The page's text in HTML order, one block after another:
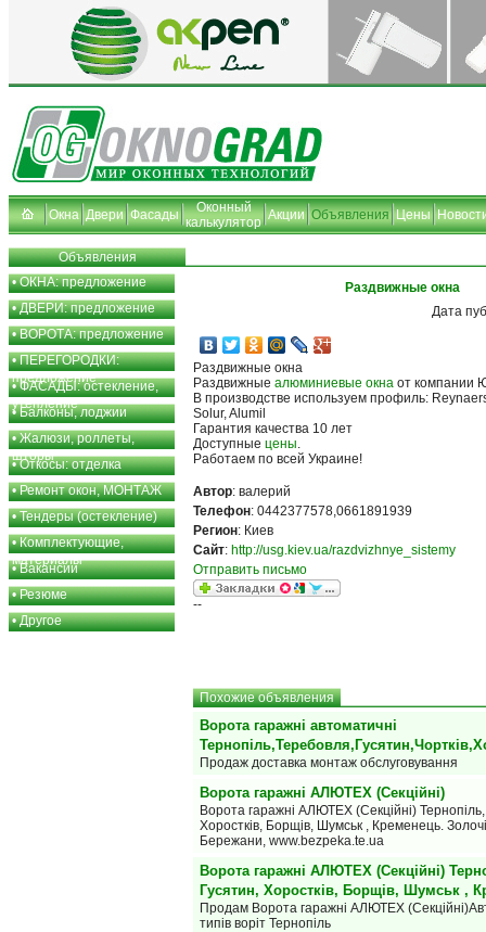
Окна Двери Фасады
Оконный
калькулятор Акции Объявления Цены
Объявления
•ОКНА: предложение
•ДВЕРИ: предложение
•ВОРОТА: предложение
•ПЕРЕГОРОДКИ:
предложение
•ФАСАДЫ: остекление,
утепление
•Балконы, лоджии
•Жалюзи, роллеты,
шторы
•Откосы: отделка
•Ремонт окон, МОНТАЖ
•Тендеры (остекление)
•Комплектующие,
материалы
•Вакансии
•Резюме
•Другое
Раздвижные окна
Дата
Раздвижные окна
Раздвижные алюминиевые окна от компании
В производстве используем профиль:
Solur, Alumil
Гарантия качества 10 лет
Доступные цены.
Работаем по всей Украине!
Автор: валерий
Телефон: 0442377578,0661891939
Регион: Киев
Сайт: http://usg.kiev.ua/razdvizhnye_sistemy
Отправить письмо
--
Похожие объявления
Ворота гаражні автоматичні
Продаж доставка монтаж обслуговування
Ворота гаражні АЛЮТЕХ (Секційні)
Ворота гаражні АЛЮТЕХ (Секційні) Тернопіль,
Хоростків, Борщів, Шумськ , Кременець.
Бережани, www.bezpeka.te.ua
Ворота гаражні АЛЮТЕХ (Секційні)
Гусятин, Хоростків, Борщів, Шумськ ,
Продам Ворота гаражні АЛЮТЕХ
типів воріт Тернопіль